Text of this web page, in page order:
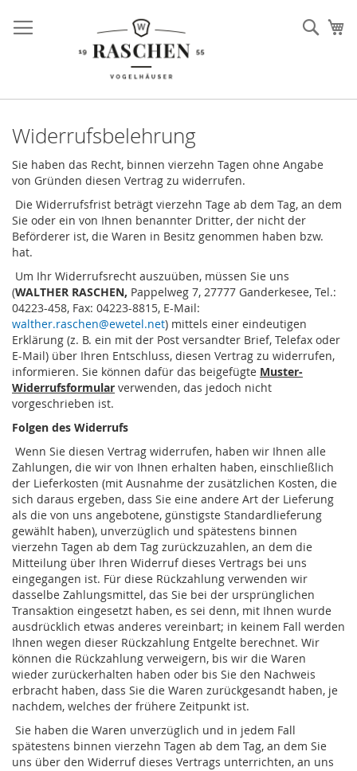
zum
Inhalt
Widerrufsbelehrung
Sie haben das Recht, binnen vierzehn Tagen ohne Angabe
von Gründen diesen Vertrag zu widerrufen.
Die Widerrufsfrist beträgt vierzehn Tage ab dem Tag, an dem
Sie oder ein von Ihnen benannter Dritter, der nicht der
Beförderer ist, die Waren in Besitz genommen haben bzw.
hat.
Um Ihr Widerrufsrecht auszuüben, müssen Sie uns
(WALTHER RASCHEN, Pappelweg 7, 27777 Ganderkesee, Tel.:
04223-458, Fax: 04223-8815, E-Mail:
walther.raschen@ewetel.net) mittels einer eindeutigen
Erklärung (z. B. ein mit der Post versandter Brief, Telefax oder
E-Mail) über Ihren Entschluss, diesen Vertrag zu widerrufen,
informieren. Sie können dafür das beigefügte Muster-
Widerrufsformular verwenden, das jedoch nicht
vorgeschrieben ist.
Folgen des Widerrufs
Wenn Sie diesen Vertrag widerrufen, haben wir Ihnen alle
Zahlungen, die wir von Ihnen erhalten haben, einschließlich
der Lieferkosten (mit Ausnahme der zusätzlichen Kosten, die
sich daraus ergeben, dass Sie eine andere Art der Lieferung
als die von uns angebotene, günstigste Standardlieferung
gewählt haben), unverzüglich und spätestens binnen
vierzehn Tagen ab dem Tag zurückzuzahlen, an dem die
Mitteilung über Ihren Widerruf dieses Vertrags bei uns
eingegangen ist. Für diese Rückzahlung verwenden wir
dasselbe Zahlungsmittel, das Sie bei der ursprünglichen
Transaktion eingesetzt haben, es sei denn, mit Ihnen wurde
ausdrücklich etwas anderes vereinbart; in keinem Fall werden
Ihnen wegen dieser Rückzahlung Entgelte berechnet. Wir
können die Rückzahlung verweigern, bis wir die Waren
wieder zurückerhalten haben oder bis Sie den Nachweis
erbracht haben, dass Sie die Waren zurückgesandt haben, je
nachdem, welches der frühere Zeitpunkt ist.
Sie haben die Waren unverzüglich und in jedem Fall
spätestens binnen vierzehn Tagen ab dem Tag, an dem Sie
uns über den Widerruf dieses Vertrags unterrichten, an uns